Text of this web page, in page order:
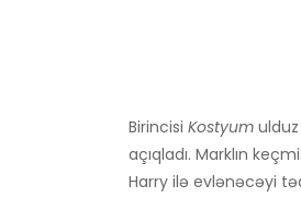
Birincisi Kostyum
açıqladı. Marklın
Harry ilə evlənəcəyi